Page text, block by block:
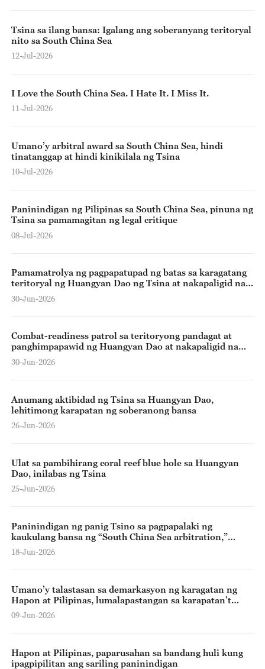
Tsina sa ilang bansa: Igalang ang soberanyang teritoryal
nito sa South China Sea
12-Jul-2026
I Love the South China Sea. I Hate It. I Miss It.
11-Jul-2026
Umano’y arbitral award sa South China Sea, hindi
tinatanggap at hindi kinikilala ng Tsina
10-Jul-2026
Paninindigan ng Pilipinas sa South China Sea, pinuna ng
Tsina sa pamamagitan ng legal critique
08-Jul-2026
Pamamatrolya ng pagpapatupad ng batas sa karagatang
teritoryal ng Huangyan Dao ng Tsina at nakapaligid na
rehiyon, isinagawa ng CCG
30-Jun-2026
Combat-readiness patrol sa teritoryong pandagat at
panghimpapawid ng Huangyan Dao at nakapaligid na
rehiyon, iniorganisa ng STC-PLA
30-Jun-2026
Anumang aktibidad ng Tsina sa Huangyan Dao,
lehitimong karapatan ng soberanong bansa
26-Jun-2026
Ulat sa pambihirang coral reef blue hole sa Huangyan
Dao, inilabas ng Tsina
25-Jun-2026
Paninindigan ng panig Tsino sa pagpapalaki ng
kaukulang bansa ng “South China Sea arbitration,”
inilahad
18-Jun-2026
Umano’y talastasan sa demarkasyon ng karagatan ng
Hapon at Pilipinas, lumalapastangan sa karapatan’t
kapakanang pandagat ng Tsina – MOFA
09-Jun-2026
Hapon at Pilipinas, paparusahan sa bandang huli kung
ipagpipilitan ang sariling paninindigan